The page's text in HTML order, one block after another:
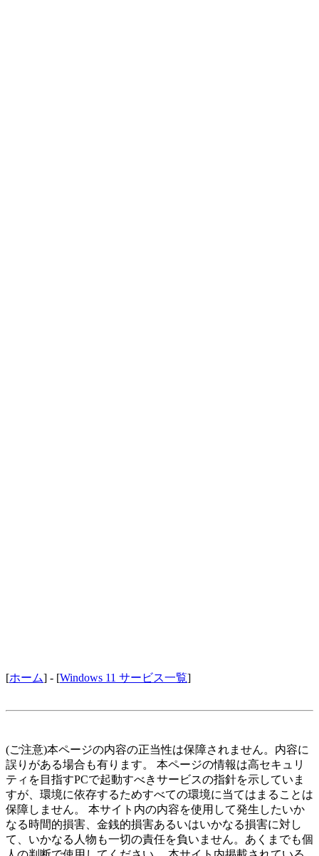
[ホーム] - [Windows 11 サービス一覧]
(ご注意)本ページの内容の正当性は保障されません。内容に
誤りがある場合も有ります。 本ページの情報は高セキュリ
ティを目指すPCで起動すべきサービスの指針を示していま
すが、環境に依存するためすべての環境に当てはまることは
保障しません。 本サイト内の内容を使用して発生したいか
なる時間的損害、金銭的損害あるいはいかなる損害に対し
て、いかなる人物も一切の責任を負いません。あくまでも個